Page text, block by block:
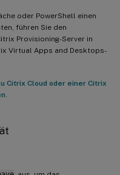
oder PowerShell einen
führen Sie den
Provisioning-Server in
Virtual Apps and Desktops-
Citrix Cloud oder einer Citrix